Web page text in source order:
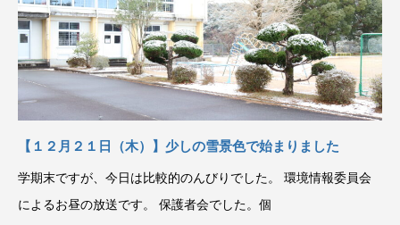
【１２月２１日（木）】少しの雪景色で始まりました
学期末ですが、今日は比較的のんびりでした。 環境情報委員会
によるお昼の放送です。 保護者会でした。個